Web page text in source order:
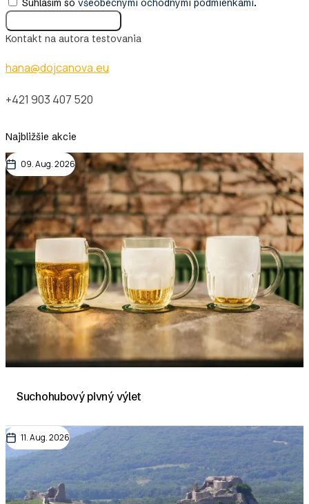
Súhlasím so všeobecnými ochodnými podmienkami.
Kontakt na autora testovania
hana@dojcanova.eu
+421 903 407 520
Najbližšie akcie
09. Aug. 2026
Suchohubový pivný výlet
11. Aug. 2026